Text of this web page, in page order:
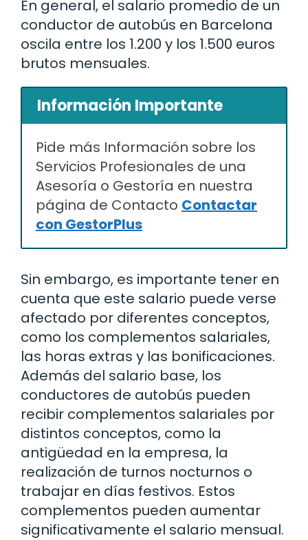
En general, el salario promedio de un
conductor de autobús en Barcelona
oscila entre los 1.200 y los 1.500 euros
brutos mensuales.
Información Importante
Pide más Información sobre los
Servicios Profesionales de una
Asesoría o Gestoría en nuestra
página de Contacto Contactar
con GestorPlus
Sin embargo, es importante tener en
cuenta que este salario puede verse
afectado por diferentes conceptos,
como los complementos salariales,
las horas extras y las bonificaciones.
Además del salario base, los
conductores de autobús pueden
recibir complementos salariales por
distintos conceptos, como la
antigüedad en la empresa, la
realización de turnos nocturnos o
trabajar en días festivos. Estos
complementos pueden aumentar
significativamente el salario mensual.